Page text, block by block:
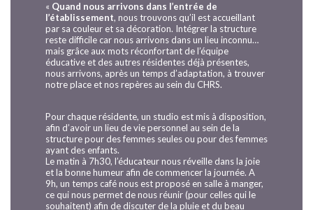
« Quand nous arrivons dans l’entrée de
l’établissement, nous trouvons qu’il est accueillant
par sa couleur et sa décoration. Intégrer la structure
reste difficile car nous arrivons dans un lieu inconnu…
mais grâce aux mots réconfortant de l’équipe
éducative et des autres résidentes déjà présentes,
nous arrivons, après un temps d’adaptation, à trouver
notre place et nos repères au sein du CHRS.
Pour chaque résidente, un studio est mis à disposition,
afin d’avoir un lieu de vie personnel au sein de la
structure pour des femmes seules ou pour des femmes
ayant des enfants.
Le matin à 7h30, l’éducateur nous réveille dans la joie
et la bonne humeur afin de commencer la journée. A
9h, un temps café nous est proposé en salle à manger,
ce qui nous permet de nous réunir (pour celles qui le
souhaitent) afin de discuter de la pluie et du beau